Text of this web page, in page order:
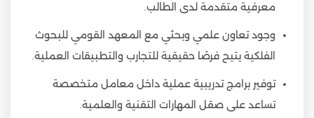
معرفية متقدمة لدى الطالب.
وجود تعاون علمي وبحثي مع المعهد القومي للبحوث
الفلكية يتيح فرصًا حقيقية للتجارب والتطبيقات العملية.
توفير برامج تدريبية عملية داخل معامل متخصصة
تساعد على صقل المهارات التقنية والعلمية.